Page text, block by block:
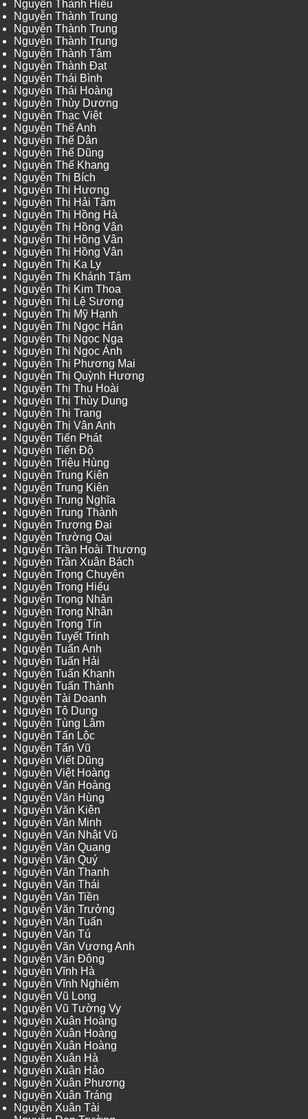
Nguyễn Thành Hiếu
Nguyễn Thành Trung
Nguyễn Thành Trung
Nguyễn Thành Trung
Nguyễn Thành Tâm
Nguyễn Thành Đạt
Nguyễn Thái Bình
Nguyễn Thái Hoàng
Nguyễn Thùy Dương
Nguyễn Thạc Việt
Nguyễn Thế Anh
Nguyễn Thế Dân
Nguyễn Thế Dũng
Nguyễn Thế Khang
Nguyễn Thị Bích
Nguyễn Thị Hương
Nguyễn Thị Hải Tâm
Nguyễn Thị Hồng Hà
Nguyễn Thị Hồng Vân
Nguyễn Thị Hồng Vân
Nguyễn Thị Hồng Vân
Nguyễn Thị Ka Ly
Nguyễn Thị Khánh Tâm
Nguyễn Thị Kim Thoa
Nguyễn Thị Lệ Sương
Nguyễn Thị Mỹ Hạnh
Nguyễn Thị Ngọc Hân
Nguyễn Thị Ngọc Nga
Nguyễn Thị Ngọc Ánh
Nguyễn Thị Phương Mai
Nguyễn Thị Quỳnh Hương
Nguyễn Thị Thu Hoài
Nguyễn Thị Thùy Dung
Nguyễn Thị Trang
Nguyễn Thị Vân Anh
Nguyễn Tiến Phát
Nguyễn Tiến Độ
Nguyễn Triệu Hùng
Nguyễn Trung Kiên
Nguyễn Trung Kiên
Nguyễn Trung Nghĩa
Nguyễn Trung Thành
Nguyễn Trương Đại
Nguyễn Trường Oai
Nguyễn Trần Hoài Thương
Nguyễn Trần Xuân Bách
Nguyễn Trọng Chuyên
Nguyễn Trọng Hiếu
Nguyễn Trọng Nhân
Nguyễn Trọng Nhân
Nguyễn Trọng Tín
Nguyễn Tuyết Trinh
Nguyễn Tuấn Anh
Nguyễn Tuấn Hải
Nguyễn Tuấn Khanh
Nguyễn Tuấn Thành
Nguyễn Tài Doanh
Nguyễn Tô Dung
Nguyễn Tùng Lâm
Nguyễn Tấn Lộc
Nguyễn Tấn Vũ
Nguyễn Viết Dũng
Nguyễn Việt Hoàng
Nguyễn Văn Hoàng
Nguyễn Văn Hùng
Nguyễn Văn Kiên
Nguyễn Văn Minh
Nguyễn Văn Nhật Vũ
Nguyễn Văn Quang
Nguyễn Văn Quý
Nguyễn Văn Thanh
Nguyễn Văn Thái
Nguyễn Văn Tiền
Nguyễn Văn Trưởng
Nguyễn Văn Tuấn
Nguyễn Văn Tú
Nguyễn Văn Vương Anh
Nguyễn Văn Đông
Nguyễn Vĩnh Hà
Nguyễn Vĩnh Nghiêm
Nguyễn Vũ Long
Nguyễn Vũ Tường Vy
Nguyễn Xuân Hoàng
Nguyễn Xuân Hoàng
Nguyễn Xuân Hoàng
Nguyễn Xuân Hà
Nguyễn Xuân Hảo
Nguyễn Xuân Phương
Nguyễn Xuân Tráng
Nguyễn Xuân Tài